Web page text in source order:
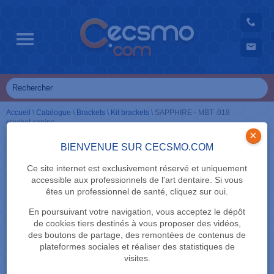
BIENVENUE SUR CECSMO.COM
Ce site internet est exclusivement réservé et uniquement
accessible aux professionnels de l'art dentaire. Si vous
êtes un professionnel de santé, cliquez sur oui.
En poursuivant votre navigation, vous acceptez le dépôt
de cookies tiers destinés à vous proposer des vidéos,
des boutons de partage, des remontées de contenus de
plateformes sociales et réaliser des statistiques de
visites.
×
Accueil \ Catalogue \ Brackets \ Kit brackets \ SAPPHIRE - MBT .018
crochet canine